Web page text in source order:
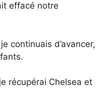
effacé notre
continuais d’avancer,
récupérai Chelsea et